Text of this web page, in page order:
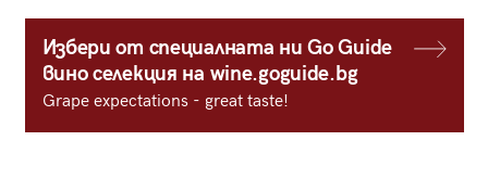
Избери от специалната ни Go Guide
вино селекция на wine.goguide.bg
Grape expectations - great taste!